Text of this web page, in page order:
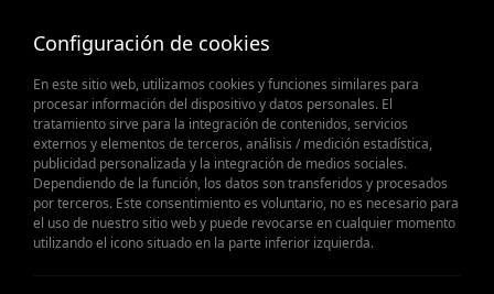
Cuando las piezas de recambio
importan
Configuración de cookies
En este sitio web, utilizamos cookies y funciones similares para
procesar información del dispositivo y datos personales. El
tratamiento sirve para la integración de contenidos, servicios
externos y elementos de terceros, análisis / medición estadística,
publicidad personalizada y la integración de medios sociales.
Dependiendo de la función, los datos son transferidos y procesados
por terceros. Este consentimiento es voluntario, no es necesario para
el uso de nuestro sitio web y puede revocarse en cualquier momento
utilizando el icono situado en la parte inferior izquierda.